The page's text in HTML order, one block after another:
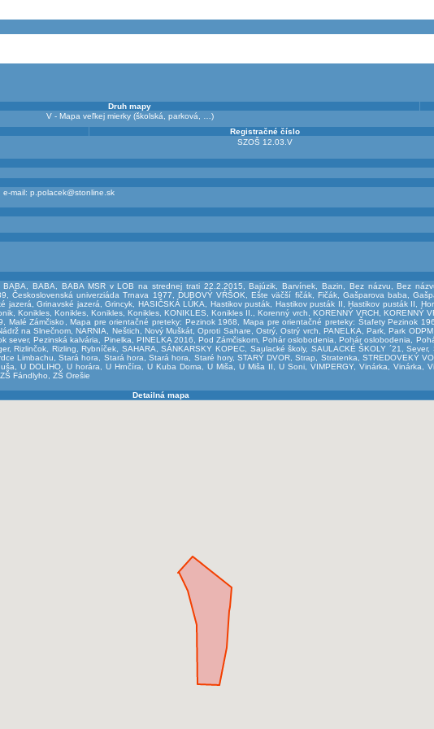
Druh mapy
V - Mapa veľkej mierky (školská, parková, …)
Registračné číslo
SZOŠ 12.03.V
mail: p.polacek@stonline.sk
BABA, BABA, BABA MSR v LOB na strednej trati 22.2.2015, Bajúzik, Barvínek, Bazin, Bez názvu, Bez
,Československá univerziáda Trnava 1977, DUBOVÝ VŔŠOK, Ešte väčší fičák, Fičák, Gašparova baba,
jazerá,Grinavské jazerá,Grincyk, HASIČSKÁ LÚKA, Hastikov pusták, Hastikov pusták II , Hastikov pusták II ,
, Konikles, Konikles, Konikles, Konikles, KONIKLES, Konikles II., Korenný vrch, KORENNÝ VRCH, KORENNÝ
, Malé Zámčisko , Mapa pre orientačné preteky: Pezinok 1968, Mapa pre orientačné preteky: Štafety Pezinok
na Slnečnom, NARNIA, Neštich, Nový Muškát,Oproti Sahare,Ostrý,Ostrý vrch, PANELKA, Park, Park
sever, Pezinská kalvária, Pinelka, PINELKA 2016, Pod Zámčiskom, Pohár oslobodenia, Pohár oslobodenia,
, Rizlinčok, Rizling, Rybníček, SAHARA,SÁNKARSKY KOPEC, Saulacké školy, SAULACKÉ ŠKOLY ´21,Sever,
Limbachu,Stará hora, Stará hora,Stará hora, Staré hory, STARÝ DVOR,Strap, Stratenka, STREDOVEKÝ
, U DOLIHO, U horára, U Hrnčíra, U Kuba Doma, U Miša, U Miša II , U Soni, VIMPERGY, Vinárka, Vinárka,
ZŠ Fándlyho, ZŠ Orešie
Detailná mapa